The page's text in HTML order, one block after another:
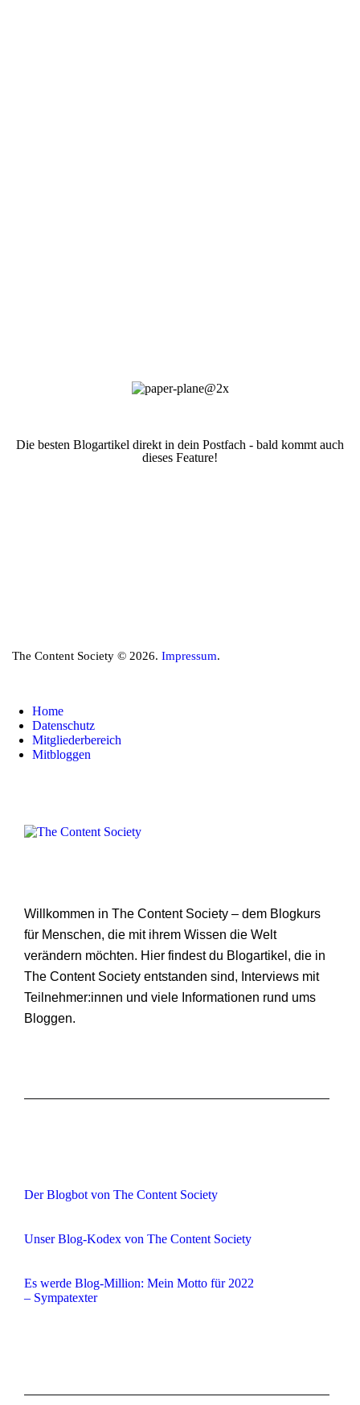
Die besten Blogartikel direkt in dein Postfach - bald kommt auch
dieses Feature!
The Content Society © 2026. Impressum.
Home
Datenschutz
Mitgliederbereich
Mitbloggen
Willkommen in The Content Society – dem Blogkurs
für Menschen, die mit ihrem Wissen die Welt
verändern möchten. Hier findest du Blogartikel, die in
The Content Society entstanden sind, Interviews mit
Teilnehmer:innen und viele Informationen rund ums
Bloggen.
Der Blogbot von The Content Society
Unser Blog-Kodex von The Content Society
Es werde Blog-Million: Mein Motto für 2022
– Sympatexter